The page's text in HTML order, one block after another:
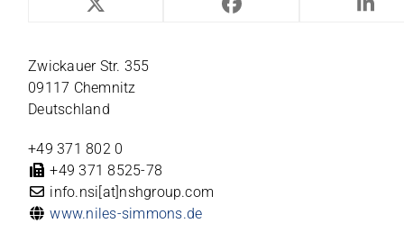
NILES-SIMMONS
Zwickauer Str. 355
09117 Chemnitz
Deutschland
+49 371 802 0
+49 371 8525-78
info.nsi[at]nshgroup.com
www.niles-simmons.de